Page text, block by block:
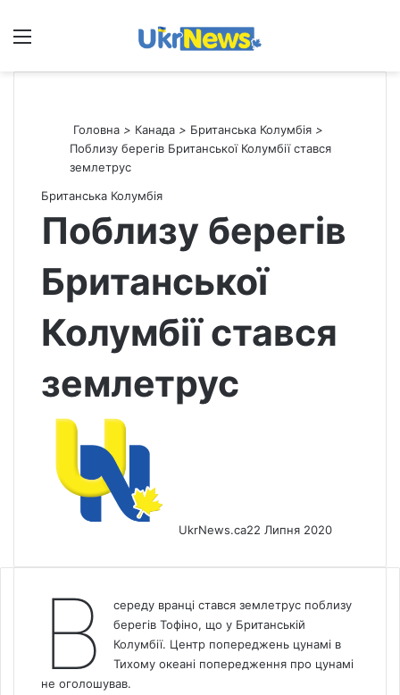
Меню
Головна > Канада > Британська Колумбія >
Поблизу берегів Британської Колумбії стався
землетрус
Британська Колумбія
Поблизу берегів
Британської
Колумбії стався
землетрус
UkrNews.ca22 Липня 2020
В
середу вранці стався землетрус поблизу
берегів Тофіно, що у Британській
Колумбії. Центр попереджень цунамі в
Тихому океані попередження про цунамі
не оголошував.